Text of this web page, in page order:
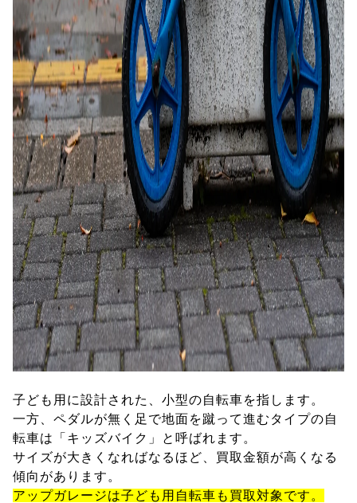
子ども用に設計された、小型の自転車を指します。
一方、ペダルが無く足で地面を蹴って進むタイプの自
転車は「キッズバイク」と呼ばれます。
サイズが大きくなればなるほど、買取金額が高くなる
傾向があります。
アップガレージは子ども用自転車も買取対象です。